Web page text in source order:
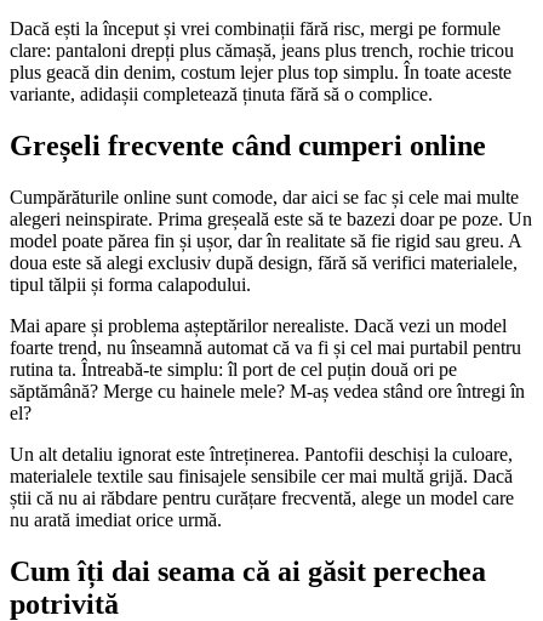
Dacă ești la început și vrei combinații fără risc, mergi pe formule
clare: pantaloni drepți plus cămașă, jeans plus trench, rochie tricou
plus geacă din denim, costum lejer plus top simplu. În toate aceste
variante, adidașii completează ținuta fără să o complice.
Greșeli frecvente când cumperi online
Cumpărăturile online sunt comode, dar aici se fac și cele mai multe
alegeri neinspirate. Prima greșeală este să te bazezi doar pe poze. Un
model poate părea fin și ușor, dar în realitate să fie rigid sau greu. A
doua este să alegi exclusiv după design, fără să verifici materialele,
tipul tălpii și forma calapodului.
Mai apare și problema așteptărilor nerealiste. Dacă vezi un model
foarte trend, nu înseamnă automat că va fi și cel mai purtabil pentru
rutina ta. Întreabă-te simplu: îl port de cel puțin două ori pe
săptămână? Merge cu hainele mele? M-aș vedea stând ore întregi în
el?
Un alt detaliu ignorat este întreținerea. Pantofii deschiși la culoare,
materialele textile sau finisajele sensibile cer mai multă grijă. Dacă
știi că nu ai răbdare pentru curățare frecventă, alege un model care
nu arată imediat orice urmă.
Cum îți dai seama că ai găsit perechea
potrivită